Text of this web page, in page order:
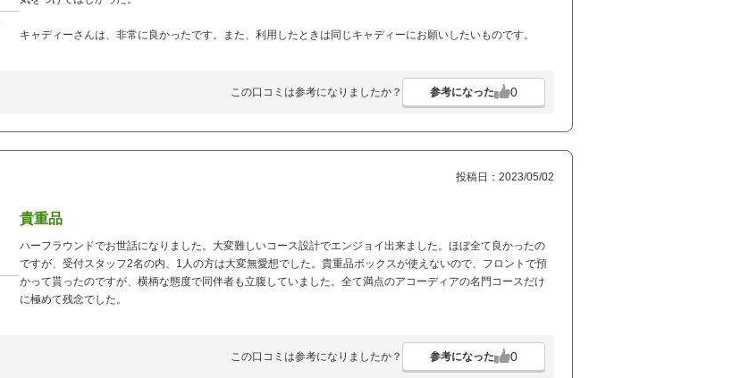
キャディーさんは、非常に良かったです。また、利用したときは同じキャディーにお願いしたいものです。
この口コミは参考になりましたか？ 参考になった 0
投稿日：2023/05/02
貴重品
ハーフラウンドでお世話になりました。大変難しいコース設計でエンジョイ出来ました。ほぼ全て良かったの
ですが、受付スタッフ2名の内、1人の方は大変無愛想でした。貴重品ボックスが使えないので、フロントで預
かって貰ったのですが、横柄な態度で同伴者も立腹していました。全て満点のアコーディアの名門コースだけ
に極めて残念でした。
この口コミは参考になりましたか？ 参考になった 0